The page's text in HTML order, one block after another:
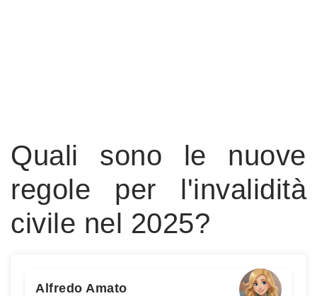
Quali sono le nuove
regole per l'invalidità
civile nel 2025?
Alfredo Amato